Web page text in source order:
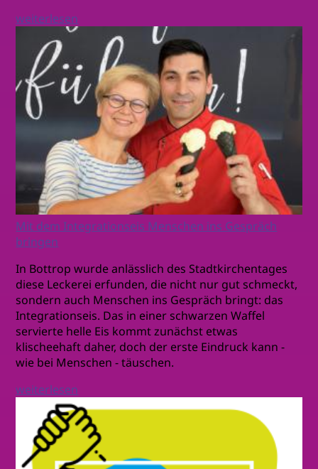
weiterlesen
Mit dem Integrationseis Menschen ins Gespräch
bringen
In Bottrop wurde anlässlich des Stadtkirchentages
diese Leckerei erfunden, die nicht nur gut schmeckt,
sondern auch Menschen ins Gespräch bringt: das
Integrationseis. Das in einer schwarzen Waffel
servierte helle Eis kommt zunächst etwas
klischeehaft daher, doch der erste Eindruck kann -
wie bei Menschen - täuschen.
weiterlesen